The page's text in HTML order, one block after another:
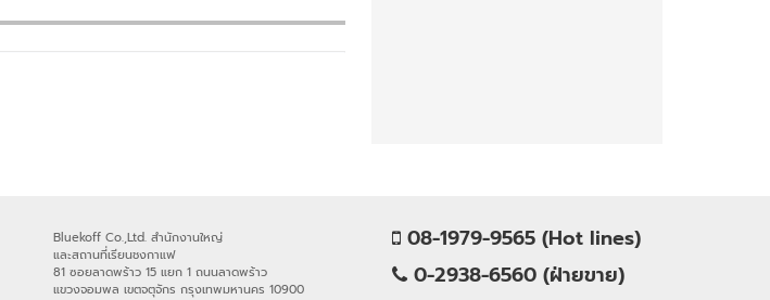
Bluekoff Co.,Ltd. สำนักงานใหญ่
และสถานที่เรียนชงกาแฟ
81 ซอยลาดพร้าว 15 แยก 1 ถนนลาดพร้าว
แขวงจอมพล เขตจตุจักร กรุงเทพมหานคร 10900
08-1979-9565 (Hot lines)
0-2938-6560 (ฝ่ายขาย)